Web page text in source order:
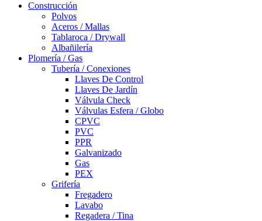
Construcción
Polvos
Aceros / Mallas
Tablaroca / Drywall
Albañilería
Plomería / Gas
Tubería / Conexiones
Llaves De Control
Llaves De Jardín
Válvula Check
Válvulas Esfera / Globo
CPVC
PVC
PPR
Galvanizado
Gas
PEX
Grifería
Fregadero
Lavabo
Regadera / Tina